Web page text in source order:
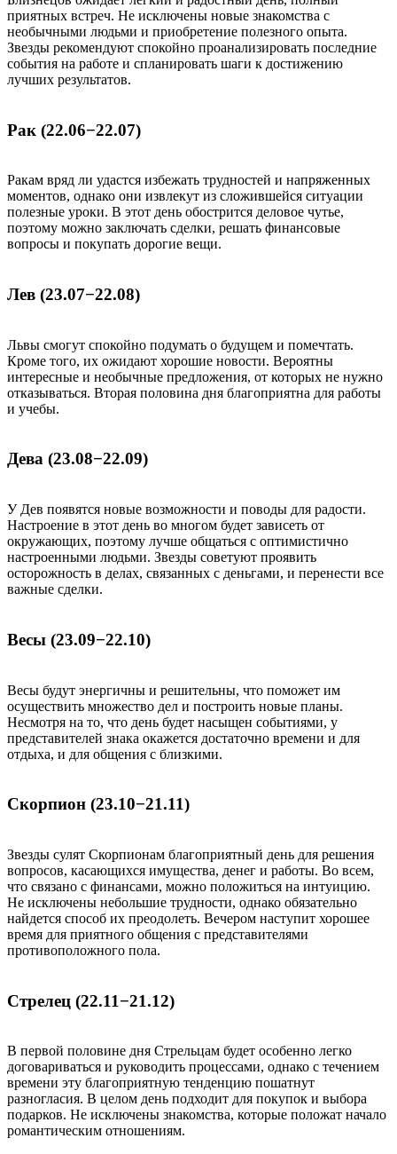
приятных встреч. Не исключены новые знакомства с
необычными людьми и приобретение полезного опыта.
Звезды рекомендуют спокойно проанализировать последние
события на работе и спланировать шаги к достижению
лучших результатов.
Рак (22.06−22.07)
Ракам вряд ли удастся избежать трудностей и напряженных
моментов, однако они извлекут из сложившейся ситуации
полезные уроки. В этот день обострится деловое чутье,
поэтому можно заключать сделки, решать финансовые
вопросы и покупать дорогие вещи.
Лев (23.07−22.08)
Львы смогут спокойно подумать о будущем и помечтать.
Кроме того, их ожидают хорошие новости. Вероятны
интересные и необычные предложения, от которых не нужно
отказываться. Вторая половина дня благоприятна для работы
и учебы.
Дева (23.08−22.09)
У Дев появятся новые возможности и поводы для радости.
Настроение в этот день во многом будет зависеть от
окружающих, поэтому лучше общаться с оптимистично
настроенными людьми. Звезды советуют проявить
осторожность в делах, связанных с деньгами, и перенести все
важные сделки.
Весы (23.09−22.10)
Весы будут энергичны и решительны, что поможет им
осуществить множество дел и построить новые планы.
Несмотря на то, что день будет насыщен событиями, у
представителей знака окажется достаточно времени и для
отдыха, и для общения с близкими.
Скорпион (23.10−21.11)
Звезды сулят Скорпионам благоприятный день для решения
вопросов, касающихся имущества, денег и работы. Во всем,
что связано с финансами, можно положиться на интуицию.
Не исключены небольшие трудности, однако обязательно
найдется способ их преодолеть. Вечером наступит хорошее
время для приятного общения с представителями
противоположного пола.
Стрелец (22.11−21.12)
В первой половине дня Стрельцам будет особенно легко
договариваться и руководить процессами, однако с течением
времени эту благоприятную тенденцию пошатнут
разногласия. В целом день подходит для покупок и выбора
подарков. Не исключены знакомства, которые положат начало
романтическим отношениям.